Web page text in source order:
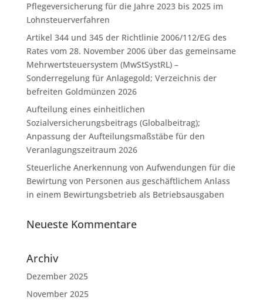
Pflegeversicherung für die Jahre 2023 bis 2025 im
Lohnsteuerverfahren
Artikel 344 und 345 der Richtlinie 2006/112/EG des
Rates vom 28. November 2006 über das gemeinsame
Mehrwertsteuersystem (MwStSystRL) –
Sonderregelung für Anlagegold; Verzeichnis der
befreiten Goldmünzen 2026
Aufteilung eines einheitlichen
Sozialversicherungsbeitrags (Globalbeitrag);
Anpassung der Aufteilungsmaßstäbe für den
Veranlagungszeitraum 2026
Steuerliche Anerkennung von Aufwendungen für die
Bewirtung von Personen aus geschäftlichem Anlass
in einem Bewirtungsbetrieb als Betriebsausgaben
Neueste Kommentare
Archiv
Dezember 2025
November 2025